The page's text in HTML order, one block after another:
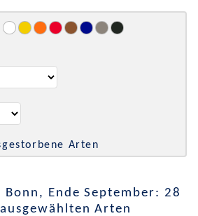
Arten
Bonn, Ende September: 28
Arten